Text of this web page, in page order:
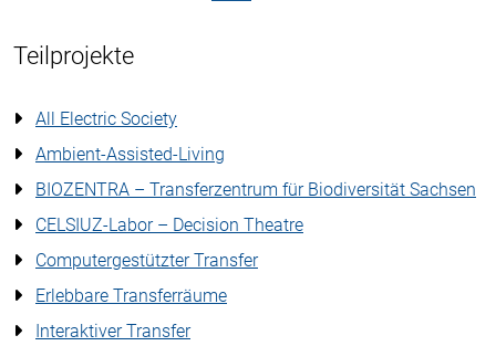
Teilprojekte
All Electric Society
Ambient-Assisted-Living
BIOZENTRA – Transferzentrum für Biodiversität Sachsen
CELSIUZ-Labor – Decision Theatre
Computergestützter Transfer
Erlebbare Transferräume
Interaktiver Transfer